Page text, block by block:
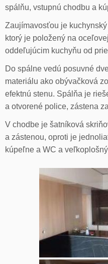
spálňu, vstupnú chodbu a
Zaujímavosťou je
ktorý je položený na
oddeľujúcim kuchyňu od
Do spálne vedú posuvné
materiálu ako obývačková
efektnú stenu. Spálňa je
a otvorené police, zástena
V chodbe je šatníková
a zástenou, oproti je
kúpeľne a WC a